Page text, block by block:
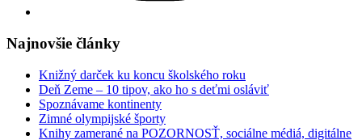
Najnovšie články
Knižný darček ku koncu školského roku
Deň Zeme – 10 tipov, ako ho s deťmi osláviť
Spoznávame kontinenty
Zimné olympijské športy
Knihy zamerané na POZORNOSŤ, sociálne médiá, digitálne